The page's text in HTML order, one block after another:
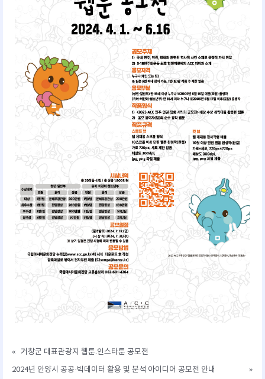
« 거창군 대표관광지 웹툰.인스타툰 공모전
2024년 안양시 공공·빅데이터 활용 및 분석 아이디어 공모전 안내
»